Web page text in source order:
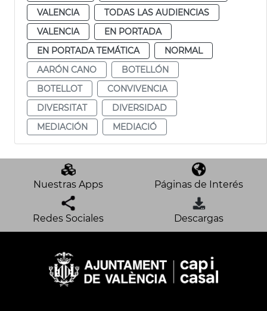
VALENCIA
TODAS LAS AUDIENCIAS
VALENCIA
EN PORTADA
EN PORTADA TEMÁTICA
NORMAL
AARÓN CANO
BOTELLÓN
BOTELLOT
CONVIVENCIA
DIVERSITAT
DIVERSIDAD
MEDIACIÓN
MEDIACIÓ
Nuestras Apps Páginas de Interés
Redes Sociales Descargas